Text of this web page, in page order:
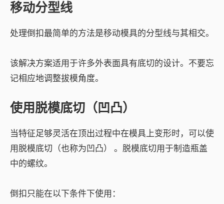
移动分型线
处理倒扣最简单的方法是移动模具的分型线与其相交。
该解决方案适用于许多外表面具有底切的设计。不要忘
记相应地调整拔模角度。
使用脱模底切（凹凸）
当特征足够灵活在顶出过程中在模具上变形时，可以使
用脱模底切（也称为凹凸） 。脱模底切用于制造瓶盖
中的螺纹。
倒扣只能在以下条件下使用：